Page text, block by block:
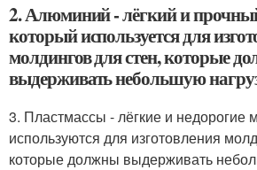
2. Алюминий - лёгкий и
который используется для
молдингов для стен, которые
выдерживать небольшую
3. Пластмассы - лёгкие и недорогие
используются для изготовления
которые должны выдерживать